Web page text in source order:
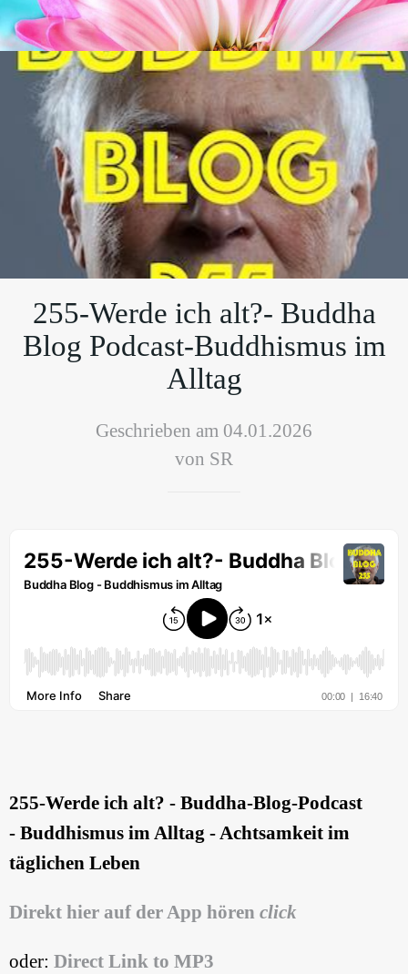
255-Werde ich alt?- Buddha
Blog Podcast-Buddhismus im
Alltag
Geschrieben am 04.01.2026
von SR
255-Werde ich alt? - Buddha-Blog-Podcast
- Buddhismus im Alltag - Achtsamkeit im
täglichen Leben
Direkt hier auf der App hören click
oder: Direct Link to MP3